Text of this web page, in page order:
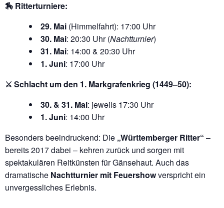
🏇 Ritterturniere:
29. Mai (Himmelfahrt): 17:00 Uhr
30. Mai: 20:30 Uhr (Nachtturnier)
31. Mai: 14:00 & 20:30 Uhr
1. Juni: 17:00 Uhr
⚔️ Schlacht um den 1. Markgrafenkrieg (1449–50):
30. & 31. Mai: jeweils 17:30 Uhr
1. Juni: 14:00 Uhr
Besonders beeindruckend: Die „Württemberger Ritter“ –
bereits 2017 dabei – kehren zurück und sorgen mit
spektakulären Reitkünsten für Gänsehaut. Auch das
dramatische Nachtturnier mit Feuershowverspricht ein
unvergessliches Erlebnis.